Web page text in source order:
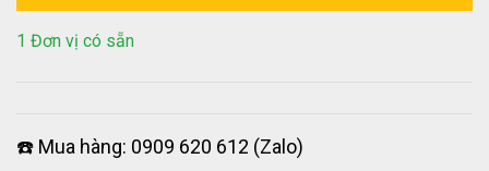
1 Đơn vị có sẵn
☎️ Mua hàng: 0909 620 612 (Zalo)